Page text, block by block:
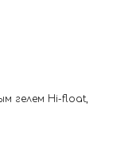
гелем Hi-float,